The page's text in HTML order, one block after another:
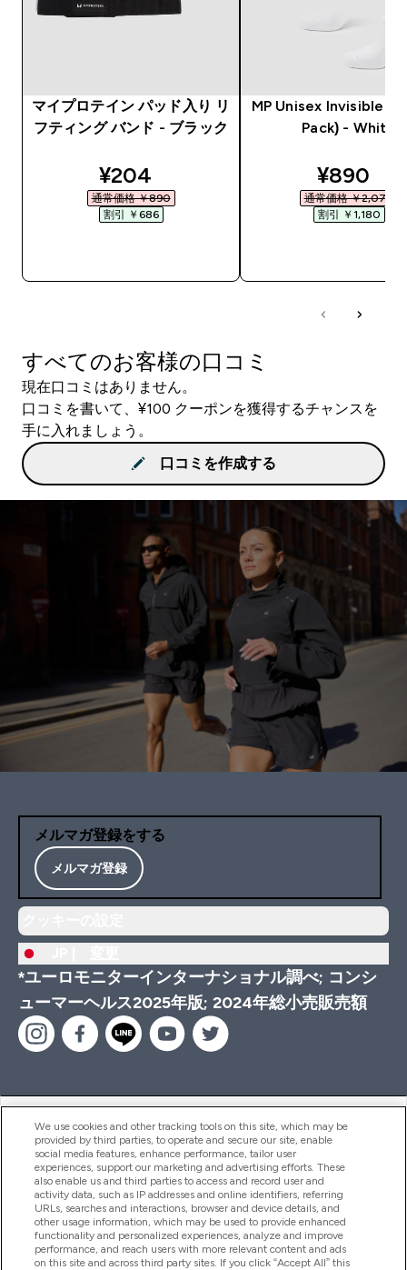
マイプロテイン パッド入り リ
フティング バンド - ブラック
discounted price
¥204‎
通常価格 ￥890‎
割引 ￥686‎
MP Unisex Invisible
Pack) - White
¥890‎
通常価格 ￥2,070‎
割引 ￥1,180‎
すべてのお客様の口コミ
現在口コミはありません。
口コミを書いて、¥100 クーポンを獲得するチャンスを
手に入れましょう。
口コミを作成する
メルマガ登録をする
メルマガ登録
*ユーロモニターインターナショナル調べ; コンシ
ューマーヘルス2025年版; 2024年総小売販売額
ヘルプ＆ガイド
商品について
会社概要
We use cookies and other tracking tools on this site, which may be
provided by third parties, to operate and secure our site, enable
social media features, enhance performance, tailor user
experiences, support our marketing and advertising efforts. These
also enable us and third parties to access and record user and
activity data, such as IP addresses and online identifiers, referring
URLs, searches and interactions, browser and device details, and
other usage information, which may be used to provide enhanced
functionality and personalized experiences, analyze and improve
performance, and reach users with more relevant content and ads
on this site and across third party sites. If you click “Accept All” this